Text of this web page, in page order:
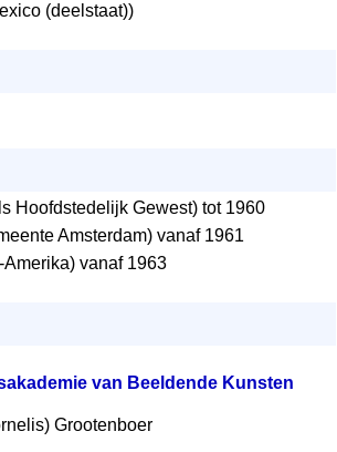
(deelstaat))
Hoofdstedelijk Gewest) tot 1960
Amsterdam) vanaf 1961
Amerika) vanaf 1963
van Beeldende Kunsten
Grootenboer